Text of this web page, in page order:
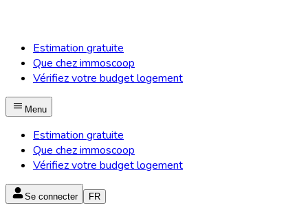
Estimation gratuite
Que chez immoscoop
Vérifiez votre budget logement
Menu
Estimation gratuite
Que chez immoscoop
Vérifiez votre budget logement
Se connecter FR